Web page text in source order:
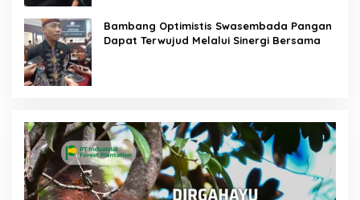
Bambang Optimistis Swasembada Pangan
Dapat Terwujud Melalui Sinergi Bersama